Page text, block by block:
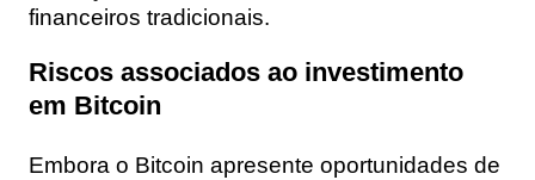
financeiros tradicionais.
Riscos associados ao investimento
em Bitcoin
Embora o Bitcoin apresente oportunidades de